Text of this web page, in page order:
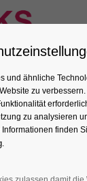
und ähnliche
zu
zu analysieren
finden
.